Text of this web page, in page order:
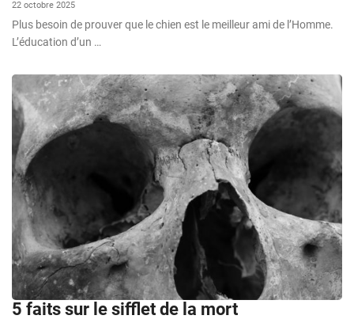
22 octobre 2025
Plus besoin de prouver que le chien est le meilleur ami de l’Homme.
L’éducation d’un …
5 faits sur le sifflet de la mort